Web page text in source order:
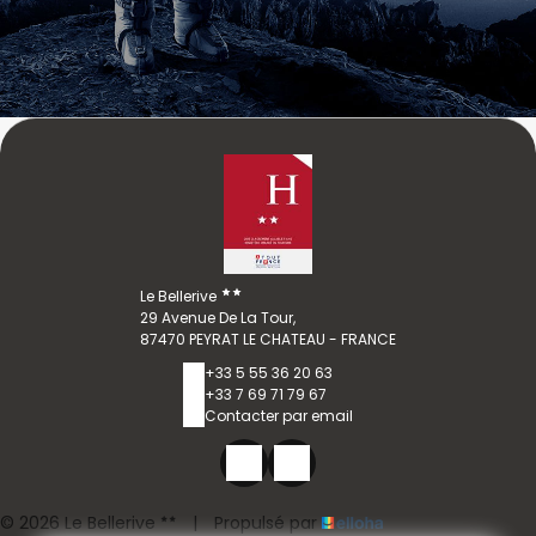
Le Bellerive
29 Avenue De La Tour,
87470 PEYRAT LE CHATEAU - FRANCE
+33 5 55 36 20 63
+33 7 69 71 79 67
Contacter par email
© 2026 Le Bellerive | Propulsé par